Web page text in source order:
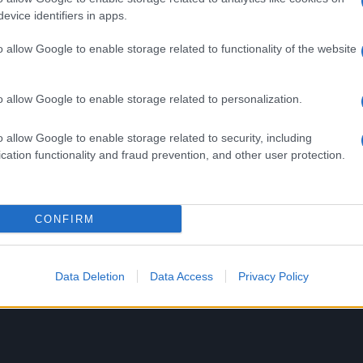
identifiers in apps.
allow Google to enable storage related to functionality of the website
allow Google to enable storage related to personalization.
allow Google to enable storage related to security, including
functionality and fraud prevention, and other user protection.
CONFIRM
Data Deletion Data Access Privacy Policy
tenere in sorveglianza sanitaria l’istituto, mentre
di
Al via il corteo dei negazionisti: slogan
sul
rossa. Approvato il nuovo
5 anni fa